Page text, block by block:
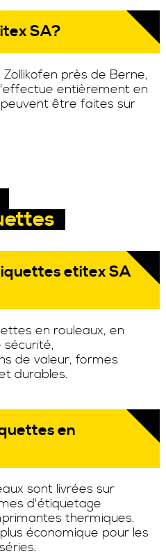
SA?
près de Berne,
entièrement en
être faites sur
etitex SA
en rouleaux, en
sécurité,
de valeur, formes
durables.
en
sont livrées sur
d'étiquetage
thermiques.
économique pour les